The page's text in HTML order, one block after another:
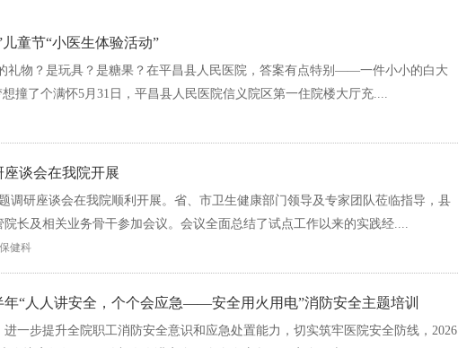
预约挂号
费用查询
健康体检
交通指南
特色医疗
童节“小医生体验活动”
礼物？是玩具？是糖果？在平昌县人民医院，答案有点特别——一件小小的白大
撞了个满怀5月31日，平昌县人民医院信义院区第一住院楼大厅充....
谈会在我院开展
调研座谈会在我院顺利开展。省、市卫生健康部门领导及专家团队莅临指导，县
长及相关业务骨干参加会议。会议全面总结了试点工作以来的实践经....
健科
年“人人讲安全，个个会应急——安全用火用电”消防安全主题培训
一步提升全院职工消防安全意识和应急处置能力，切实筑牢医院安全防线，2026